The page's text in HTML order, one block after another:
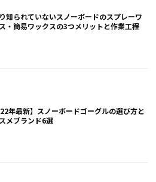
知られていないスノーボードのスプレーワ
・簡易ワックスの3つメリットと作業工程
年最新】スノーボードゴーグルの選び方と
メブランド6選